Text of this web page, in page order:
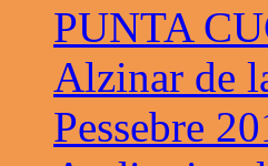
PUNTA
Alzinar de
Pessebre